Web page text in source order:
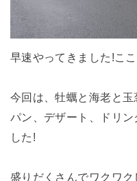
早速やってきました!こ
今回は、牡蠣と海老と玉
パン、デザート、ドリ
した!
盛りだくさんでワクワク